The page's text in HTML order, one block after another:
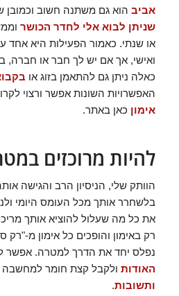
אביבהוא גם משתנה חשוב וכמובן
שניתן לבוא אלי לחדר הכושר
או שנתי. כאמור הפעילות היא אחד
ואישי, אך אם יש לך חבר או חברה,
כאלה ניתן גם להתאמן בזוג או
האפשרויות השונות אפשר ורצוי
אימון כאן באתר.
להיות מרוכזים
הוותק שלי, הניסיון הרב והגישה
בלשחרר אותך מכל העומס היומי
את כל מה שעלול להוציא אותך
רק באימון והופכים כל אימון מ-"רק
נפלס יחד את הדרך למטרה. אפשר
האודותולקבל קצת חומר למחשבה
ותשובות.